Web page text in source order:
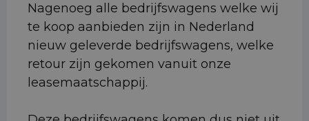
Nagenoeg alle bedrijfswagens welke wij
te koop aanbieden zijn in Nederland
nieuw geleverde bedrijfswagens, welke
retour zijn gekomen vanuit onze
leasemaatschappij.